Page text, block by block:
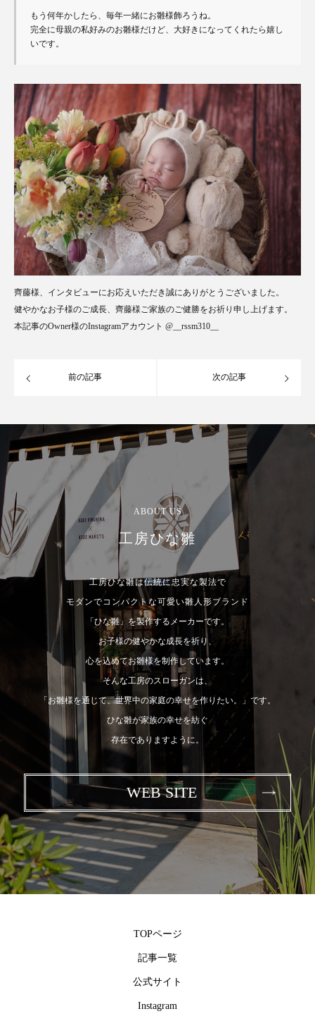
もう何年かしたら、毎年一緒にお雛様飾ろうね。
完全に母親の私好みのお雛様だけど、大好きになってくれたら嬉し
齊藤様、インタビューにお応えいただき誠にありがとうございました。
健やかなお子様のご成長、齊藤様ご家族のご健勝をお祈り申し上げます。
本記事のOwner様のInstagramアカウント @__rssm310__
前の記事 次の記事
ABOUT US
工房ひな雛
工房ひな雛は伝統に忠実な製法で
モダンでコンパクトな可愛い雛人形ブランド
「ひな雛」を製作するメーカーです。
お子様の健やかな成長を祈り、
心を込めてお雛様を制作しています。
そんな工房のスローガンは、
「お雛様を通じて、世界中の家庭の幸せを作りたい。」です。
ひな雛が家族の幸せを紡ぐ
存在でありますように。
WEB SITE
TOPページ
記事一覧
公式サイト
Instagram